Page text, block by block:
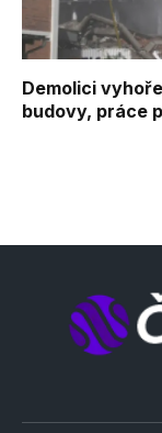
Demolici
budovy, práce